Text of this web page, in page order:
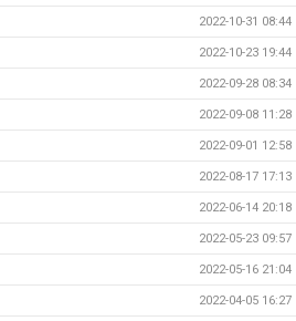
2022-10-31 08:44
2022-10-23 19:44
2022-09-28 08:34
2022-09-08 11:28
2022-09-01 12:58
2022-08-17 17:13
2022-06-14 20:18
2022-05-23 09:57
2022-05-16 21:04
2022-04-05 16:27